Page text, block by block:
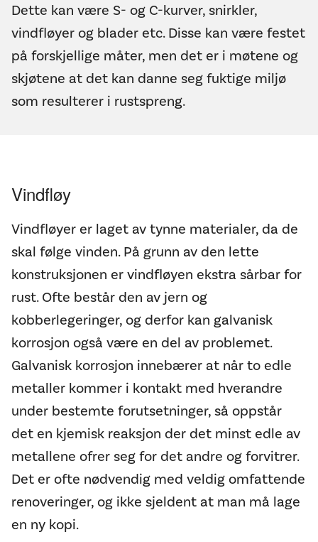
Dette kan være S- og C-kurver, snirkler,
vindfløyer og blader etc. Disse kan være festet
på forskjellige måter, men det er i møtene og
skjøtene at det kan danne seg fuktige miljø
som resulterer i rustspreng.
Vindfløy
Vindfløyer er laget av tynne materialer, da de
skal følge vinden. På grunn av den lette
konstruksjonen er vindfløyen ekstra sårbar for
rust. Ofte består den av jern og
kobberlegeringer, og derfor kan galvanisk
korrosjon også være en del av problemet.
Galvanisk korrosjon innebærer at når to edle
metaller kommer i kontakt med hverandre
under bestemte forutsetninger, så oppstår
det en kjemisk reaksjon der det minst edle av
metallene ofrer seg for det andre og forvitrer.
Det er ofte nødvendig med veldig omfattende
renoveringer, og ikke sjeldent at man må lage
en ny kopi.